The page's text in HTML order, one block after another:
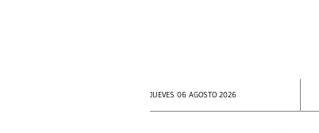
JUEVES 06 AGOSTO 2026